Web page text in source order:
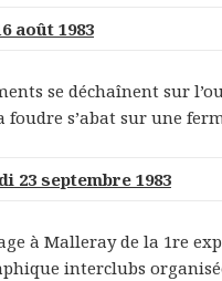
août 1983
se déchaînent sur
foudre s’abat sur une
23 septembre 1983
à Malleray de la 1re
interclubs